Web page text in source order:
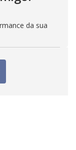
da sua